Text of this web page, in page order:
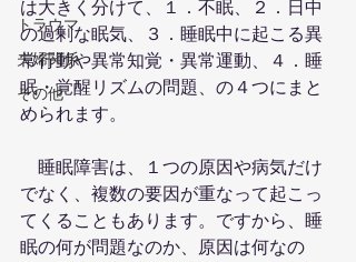
トラウマ
夫婦関係
その他
は大きく分けて、１．不眠、２．日中
の過剰な眠気、３．睡眠中に起こる異
常行動や異常知覚・異常運動、４．睡
眠・覚醒リズムの問題、の４つにまと
められます。
睡眠障害は、１つの原因や病気だけ
でなく、複数の要因が重なって起こっ
てくることもあります。ですから、睡
眠の何が問題なのか、原因は何なの